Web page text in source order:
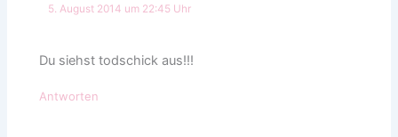
5. August 2014 um 22:45 Uhr
Du siehst todschick aus!!!
Antworten